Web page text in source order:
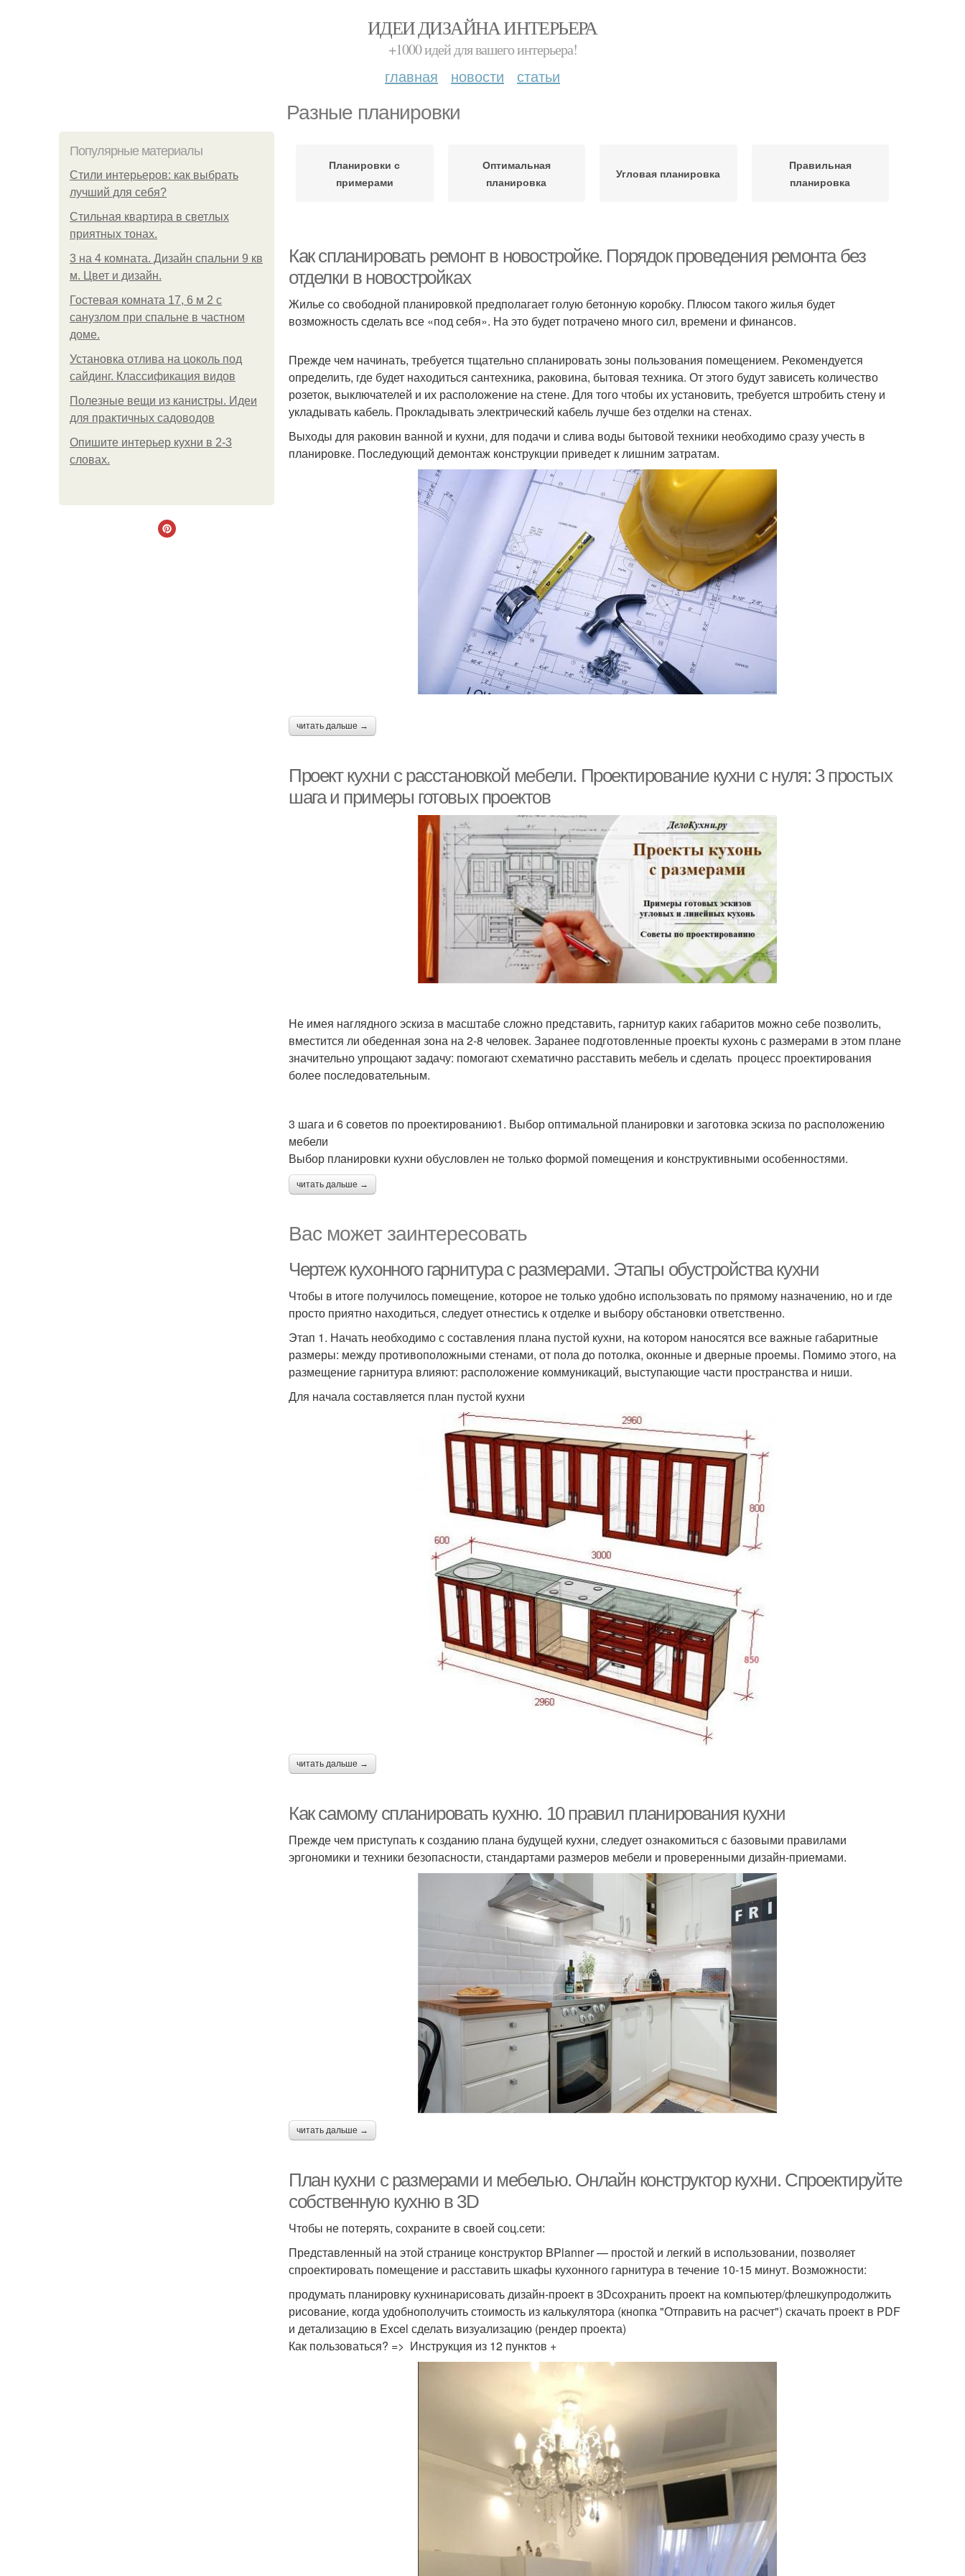
ИДЕИ ДИЗАЙНА ИНТЕРЬЕРА
+1000 идей для вашего интерьера!
главная новости статьи
Разные планировки
Популярные материалы
Стили интерьеров: как выбрать
лучший для себя?
Стильная квартира в светлых
приятных тонах.
3 на 4 комната. Дизайн спальни 9 кв
м. Цвет и дизайн.
Гостевая комната 17, 6 м 2 с
санузлом при спальне в частном
доме.
Установка отлива на цоколь под
сайдинг. Классификация видов
Полезные вещи из канистры. Идеи
для практичных садоводов
Опишите интерьер кухни в 2-3
словах.
Планировки с
примерами
Оптимальная
планировка
Угловая планировка
Правильная
планировка
Как спланировать ремонт в новостройке. Порядок проведения ремонта без
отделки в новостройках
Жилье со свободной планировкой предполагает голую бетонную коробку. Плюсом такого жилья будет
возможность сделать все «под себя». На это будет потрачено много сил, времени и финансов.
Прежде чем начинать, требуется тщательно спланировать зоны пользования помещением. Рекомендуется
определить, где будет находиться сантехника, раковина, бытовая техника. От этого будут зависеть количество
розеток, выключателей и их расположение на стене. Для того чтобы их установить, требуется штробить стену и
укладывать кабель. Прокладывать электрический кабель лучше без отделки на стенах.
Выходы для раковин ванной и кухни, для подачи и слива воды бытовой техники необходимо сразу учесть в
планировке. Последующий демонтаж конструкции приведет к лишним затратам.
читать дальше →
Проект кухни с расстановкой мебели. Проектирование кухни с нуля: 3 простых
шага и примеры готовых проектов
Не имея наглядного эскиза в масштабе сложно представить, гарнитур каких габаритов можно себе позволить,
вместится ли обеденная зона на 2-8 человек. Заранее подготовленные проекты кухонь с размерами в этом плане
значительно упрощают задачу: помогают схематично расставить мебель и сделать процесс проектирования
более последовательным.
3 шага и 6 советов по проектированию1. Выбор оптимальной планировки и заготовка эскиза по расположению
мебели
Выбор планировки кухни обусловлен не только формой помещения и конструктивными особенностями.
читать дальше →
Вас может заинтересовать
Чертеж кухонного гарнитура с размерами. Этапы обустройства кухни
Чтобы в итоге получилось помещение, которое не только удобно использовать по прямому назначению, но и где
просто приятно находиться, следует отнестись к отделке и выбору обстановки ответственно.
Этап 1. Начать необходимо с составления плана пустой кухни, на котором наносятся все важные габаритные
размеры: между противоположными стенами, от пола до потолка, оконные и дверные проемы. Помимо этого, на
размещение гарнитура влияют: расположение коммуникаций, выступающие части пространства и ниши.
Для начала составляется план пустой кухни
читать дальше →
Как самому спланировать кухню. 10 правил планирования кухни
Прежде чем приступать к созданию плана будущей кухни, следует ознакомиться с базовыми правилами
эргономики и техники безопасности, стандартами размеров мебели и проверенными дизайн-приемами.
читать дальше →
План кухни с размерами и мебелью. Онлайн конструктор кухни. Спроектируйте
собственную кухню в 3D
Чтобы не потерять, сохраните в своей соц.сети:
Представленный на этой странице конструктор BPlanner — простой и легкий в использовании, позволяет
спроектировать помещение и расставить шкафы кухонного гарнитура в течение 10-15 минут. Возможности:
продумать планировку кухнинарисовать дизайн-проект в 3Dсохранить проект на компьютер/флешкупродолжить
рисование, когда удобнополучить стоимость из калькулятора (кнопка "Отправить на расчет") скачать проект в PDF
и детализацию в Excel сделать визуализацию (рендер проекта)
Как пользоваться? => Инструкция из 12 пунктов +